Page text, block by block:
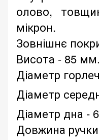
олово,
мікрон.
Зовнішнє
Висота - 85 мм.
Діаметр
Діаметр
Діаметр дна -
Довжина